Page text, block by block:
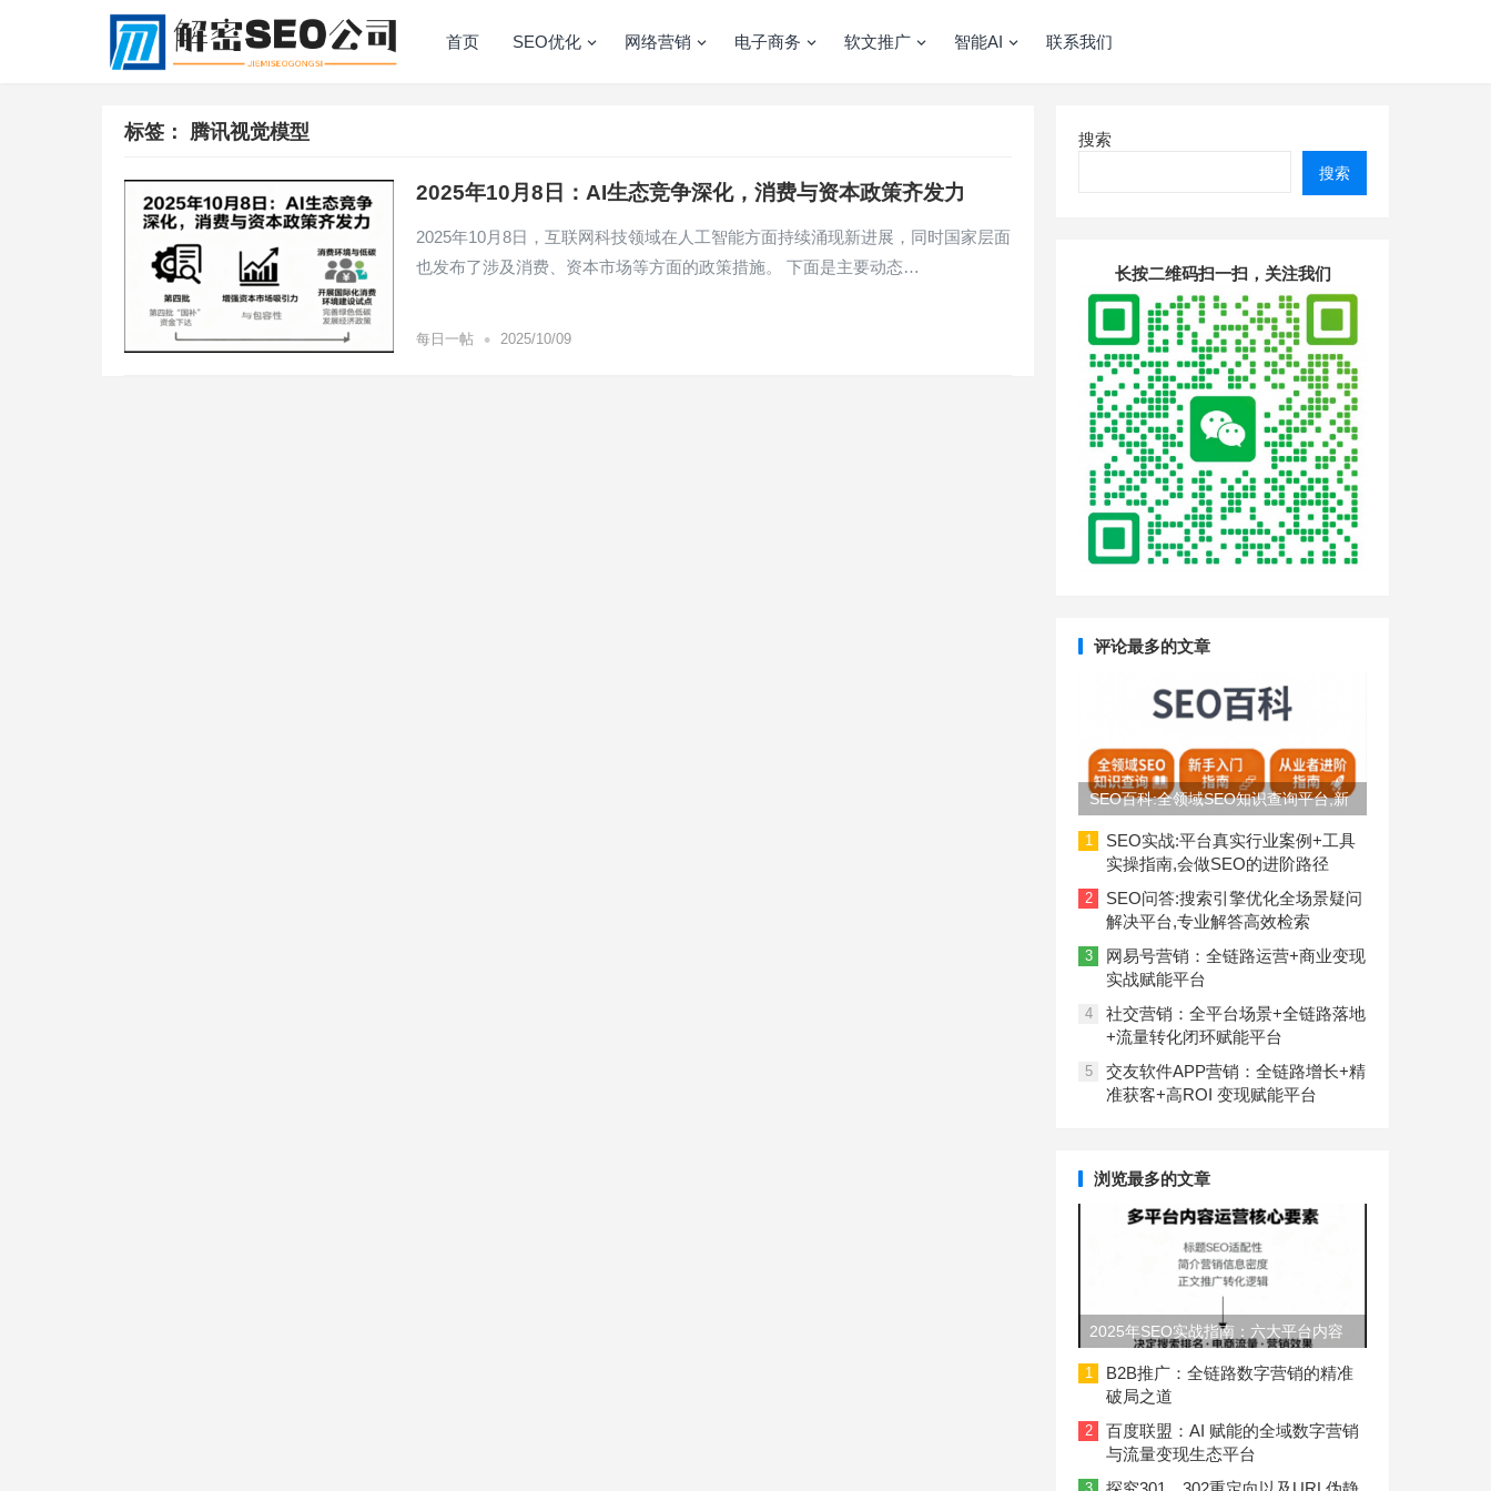
首页 SEO优化 网络营销 电子商务 软文推广 智能AI 联系我们
标签： 腾讯视觉模型
2025年10月8日：AI生态竞争深化，消费与资本政策齐发力
2025年10月8日，互联网科技领域在人工智能方面持续涌现新进展，同时国家层面
也发布了涉及消费、资本市场等方面的政策措施。 下面是主要动态…
每日一帖 • 2025/10/09
搜索
搜索
长按二维码扫一扫，关注我们
评论最多的文章
SEO百科:全领域SEO知识查询平台,新
手入门到从业者进阶指南
1
SEO实战:平台真实行业案例+工具
实操指南,会做SEO的进阶路径
2
SEO问答:搜索引擎优化全场景疑问
解决平台,专业解答高效检索
3
网易号营销：全链路运营+商业变现
实战赋能平台
4
社交营销：全平台场景+全链路落地
+流量转化闭环赋能平台
5
交友软件APP营销：全链路增长+精
准获客+高ROI 变现赋能平台
浏览最多的文章
2025年SEO实战指南：六大平台内容
长度与结构规范
1
B2B推广：全链路数字营销的精准
破局之道
2
百度联盟：AI 赋能的全域数字营销
与流量变现生态平台